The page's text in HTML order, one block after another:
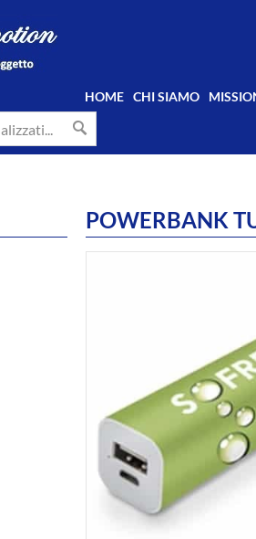
HOME CHI SIAMO
POWERBANK